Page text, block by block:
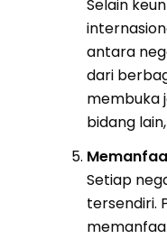
Selain
antara
dari
membuka
bidang
Setiap
tersendiri.